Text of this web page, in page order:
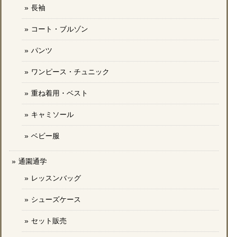
長袖
コート・ブルゾン
パンツ
ワンピース・チュニック
重ね着用・ベスト
キャミソール
ベビー服
通園通学
レッスンバッグ
シューズケース
セット販売